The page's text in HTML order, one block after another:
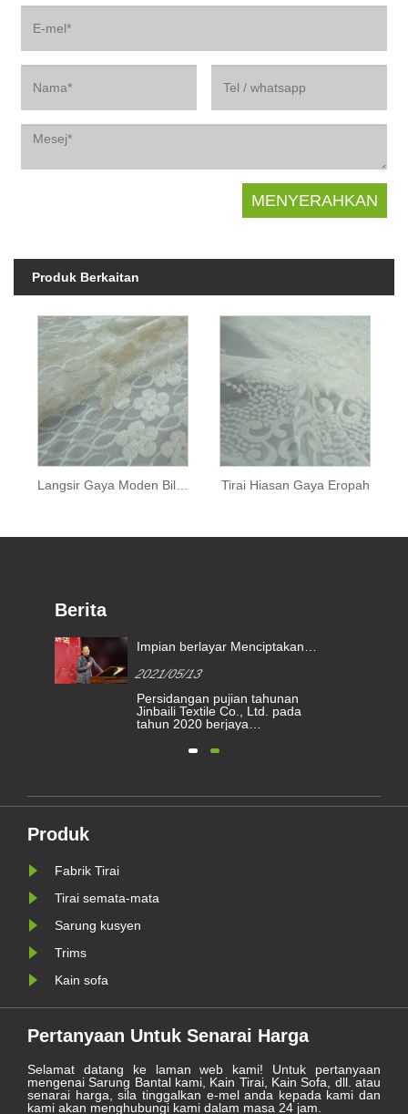
Produk Berkaitan
Langsir Gaya Moden Bilik Tidur Tirai Hiasan Gaya Eropah
Berita
Impian berlayar Menciptakan
anugerah pengiktirafan
kimberly-clark 2020
2021/05/13
Persidangan pujian tahunan
Jinbaili Textile Co., Ltd. pada
tahun 2020 berjaya
Jinbaili berkumpul di Haining
menantikan perjalanan baru
Produk
Fabrik Tirai
Tirai semata-mata
Sarung kusyen
Trims
Kain sofa
Pertanyaan Untuk Senarai Harga
Selamat datang ke laman web kami! Untuk pertanyaan
mengenai Sarung Bantal kami, Kain Tirai, Kain Sofa, dll. atau
senarai harga, sila tinggalkan e-mel anda kepada kami dan
kami akan menghubungi kami dalam masa 24 jam.